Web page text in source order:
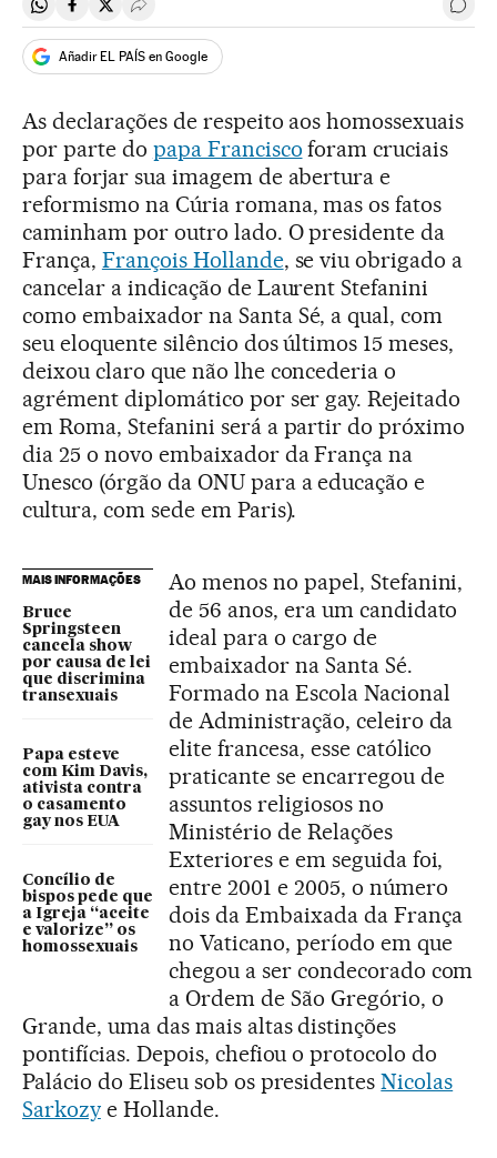
Compartir en Whatsapp
Compartir en Facebook
Compartir en Twitter
Desplegar Redes Sociales
Añadir EL PAÍS en Google
As declarações de respeito aos homossexuais
por parte do papa Francisco foram cruciais
para forjar sua imagem de abertura e
reformismo na Cúria romana, mas os fatos
caminham por outro lado. O presidente da
França, François Hollande, se viu obrigado a
cancelar a indicação de Laurent Stefanini
como embaixador na Santa Sé, a qual, com
seu eloquente silêncio dos últimos 15 meses,
deixou claro que não lhe concederia o
agrément diplomático por ser gay. Rejeitado
em Roma, Stefanini será a partir do próximo
dia 25 o novo embaixador da França na
Unesco (órgão da ONU para a educação e
cultura, com sede em Paris).
MAIS INFORMAÇÕES
Bruce
Springsteen
cancela show
por causa de lei
que discrimina
transexuais
Papa esteve
com Kim Davis,
ativista contra
o casamento
gay nos EUA
Concílio de
bispos pede que
a Igreja “aceite
e valorize” os
homossexuais
Ao menos no papel, Stefanini,
de 56 anos, era um candidato
ideal para o cargo de
embaixador na Santa Sé.
Formado na Escola Nacional
de Administração, celeiro da
elite francesa, esse católico
praticante se encarregou de
assuntos religiosos no
Ministério de Relações
Exteriores e em seguida foi,
entre 2001 e 2005, o número
dois da Embaixada da França
no Vaticano, período em que
chegou a ser condecorado com
a Ordem de São Gregório, o
Grande, uma das mais altas distinções
pontifícias. Depois, chefiou o protocolo do
Palácio do Eliseu sob os presidentesNicolas
Sarkozye Hollande.